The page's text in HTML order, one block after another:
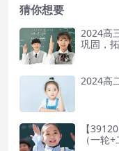
猜你想要
2024高
巩固，
2024高
【
（一轮